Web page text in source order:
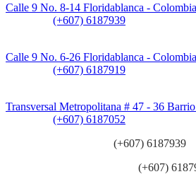
Calle 9 No. 8-14 Floridablanca - Colombia
(+607) 6187939
Calle 9 No. 6-26 Floridablanca - Colombia
(+607) 6187919
Transversal Metropolitana # 47 - 36
(+607) 6187052
(+607) 6187939
(+607)